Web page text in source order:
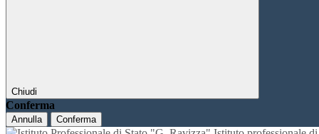
Chiudi
Conferma
Annulla Conferma